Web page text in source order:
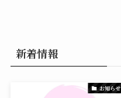
新着情報
お知らせ